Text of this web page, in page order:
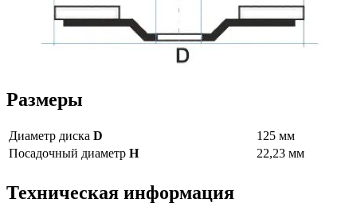
Размеры
Диаметр диска D
125 мм
Посадочный диаметр H 22,23 мм
Техническая информация